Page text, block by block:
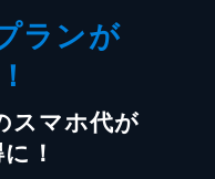
ランが
スマホ代が
！